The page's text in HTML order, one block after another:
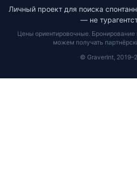
Личный проект для поиска
— не
Цены ориентировочные. Бронирование
можем получать
© GraverInt,